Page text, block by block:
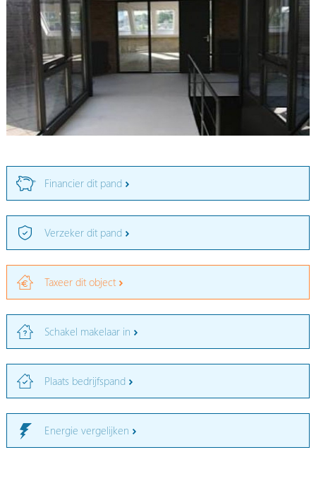
Financier dit pand
Verzeker dit pand
Taxeer dit object
Schakel makelaar in
Plaats bedrijfspand
Energie vergelijken